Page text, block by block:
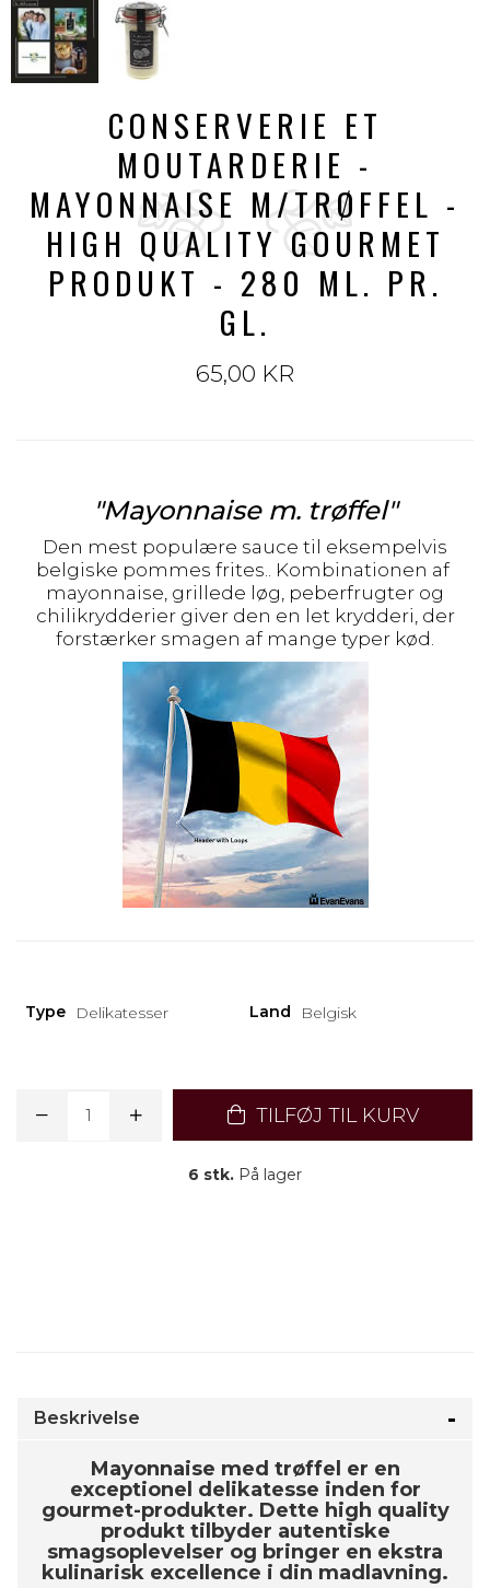
CONSERVERIE ET
MOUTARDERIE -
MAYONNAISE M/TRØFFEL -
HIGH QUALITY GOURMET
PRODUKT - 280 ML. PR.
GL.
65,00 KR
"Mayonnaisem. trøffel"
Den mest populære sauce til eksempelvis
belgiske pommes frites.. Kombinationen af ​​
mayonnaise, grillede løg, peberfrugter og
chilikrydderier giver den en let krydderi, der
forstærker smagen af ​​mange typer kød.
Type Delikatesser Land Belgisk
TILFØJ TIL KURV
6 stk. På lager
Beskrivelse
Mayonnaise med trøffel er en
exceptionel delikatesse inden for
gourmet-produkter. Dette high quality
produkt tilbyder autentiske
smagsoplevelser og bringer en ekstra
kulinarisk excellence i din madlavning.